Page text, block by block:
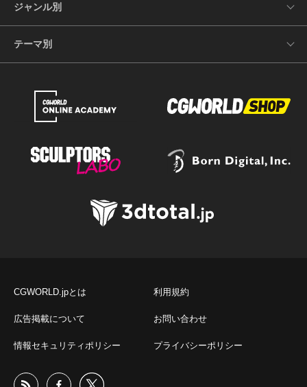
ジャンル別
テーマ別
CGWORLD.jpとは 利用規約
広告掲載について お問い合わせ
情報セキュリティポリシー プライバシーポリシー